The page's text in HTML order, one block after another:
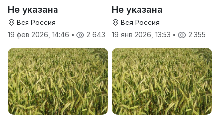
Не указана
Вся Россия
19 фев 2026, 14:46 • 2 643
Не указана
Вся Россия
19 янв 2026, 13:53 • 2 355